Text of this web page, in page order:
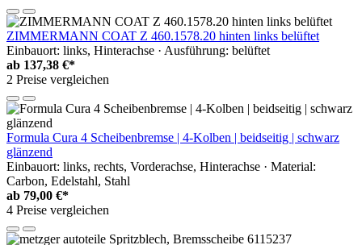
ZIMMERMANN COAT Z 460.1578.20 hinten links belüftet
Einbauort: links, Hinterachse · Ausführung: belüftet
ab 137,38 €*
2 Preise vergleichen
Formula Cura 4 Scheibenbremse | 4-Kolben | beidseitig | schwarz
glänzend
Einbauort: links, rechts, Vorderachse, Hinterachse · Material:
Carbon, Edelstahl, Stahl
ab 79,00 €*
4 Preise vergleichen